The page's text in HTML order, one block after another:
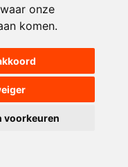
onze
komen.
voorkeuren